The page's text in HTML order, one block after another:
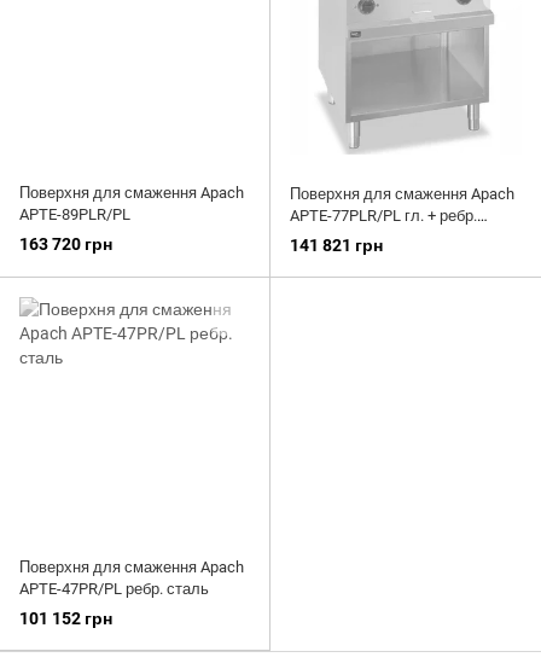
Поверхня для смаження Apach
APTE-89PLR/PL
163 720 грн
Поверхня для смаження Apach
APTE-77PLR/PL гл. + ребр.
сталь
141 821 грн
Поверхня для смаження Apach
APTE-47PR/PL ребр. сталь
101 152 грн